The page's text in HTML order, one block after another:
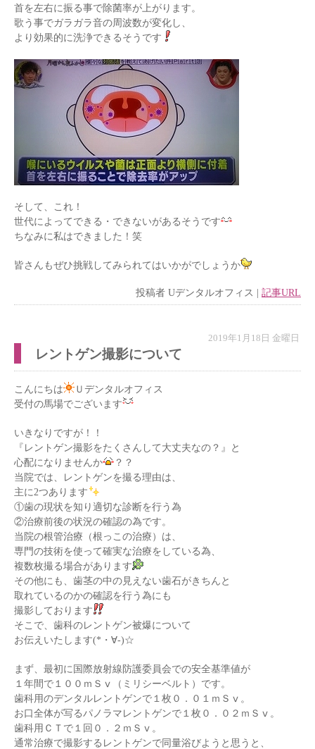
首を左右に振る事で除菌率が上がります。
歌う事でガラガラ音の周波数が変化し、
より効果的に洗浄できるそうです
そして、これ！
世代によってできる・できないがあるそうです
ちなみに私はできました！笑
皆さんもぜひ挑戦してみられてはいかがでしょうか
投稿者 Uデンタルオフィス | 記事URL
2019年1月18日 金曜日
レントゲン撮影について
こんにちは
Ｕデンタルオフィス
受付の馬場でございます
いきなりですが！！
『レントゲン撮影をたくさんして大丈夫なの？』と
心配になりませんか
？？
当院では、レントゲンを撮る理由は、
主に2つあります
①歯の現状を知り適切な診断を行う為
②治療前後の状況の確認の為です。
当院の根管治療（根っこの治療）は、
専門の技術を使って確実な治療をしている為、
複数枚撮る場合があります
その他にも、歯茎の中の見えない歯石がきちんと
取れているのかの確認を行う為にも
撮影しております
そこで、歯科のレントゲン被爆について
お伝えいたします(*・∀-)☆
まず、最初に国際放射線防護委員会での安全基準値が
１年間で１００ｍＳⅴ（ミリシーベルト）です。
歯科用のデンタルレントゲンで１枚０．０１ｍＳⅴ。
お口全体が写るパノラマレントゲンで１枚０．０２ｍＳⅴ。
歯科用ＣＴで１回０．２ｍＳⅴ。
通常治療で撮影するレントゲンで同量浴びようと思うと、